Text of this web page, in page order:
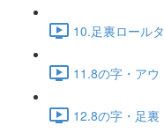
10.足裏ロール
11.8の字・ア
12.8の字・足裏